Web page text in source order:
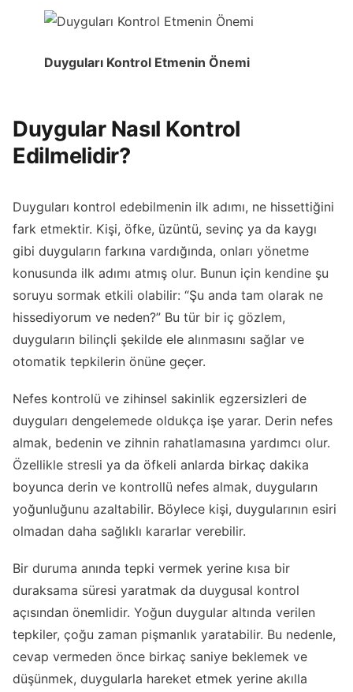
Duyguları Kontrol Etmenin Önemi
Duygular Nasıl Kontrol
Edilmelidir?
Duyguları kontrol edebilmenin ilk adımı, ne hissettiğini
fark etmektir. Kişi, öfke, üzüntü, sevinç ya da kaygı
gibi duyguların farkına vardığında, onları yönetme
konusunda ilk adımı atmış olur. Bunun için kendine şu
soruyu sormak etkili olabilir: “Şu anda tam olarak ne
hissediyorum ve neden?” Bu tür bir iç gözlem,
duyguların bilinçli şekilde ele alınmasını sağlar ve
otomatik tepkilerin önüne geçer.
Nefes kontrolü ve zihinsel sakinlik egzersizleri de
duyguları dengelemede oldukça işe yarar. Derin nefes
almak, bedenin ve zihnin rahatlamasına yardımcı olur.
Özellikle stresli ya da öfkeli anlarda birkaç dakika
boyunca derin ve kontrollü nefes almak, duyguların
yoğunluğunu azaltabilir. Böylece kişi, duygularının esiri
olmadan daha sağlıklı kararlar verebilir.
Bir duruma anında tepki vermek yerine kısa bir
duraksama süresi yaratmak da duygusal kontrol
açısından önemlidir. Yoğun duygular altında verilen
tepkiler, çoğu zaman pişmanlık yaratabilir. Bu nedenle,
cevap vermeden önce birkaç saniye beklemek ve
düşünmek, duygularla hareket etmek yerine akılla